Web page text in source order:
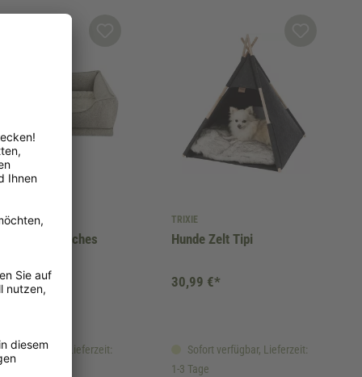
Shop GmbH
Orthopädisches
verfügbar, Lieferzeit:
€*
TRIXIE
Hunde Zelt Tipi
Sofort verfügbar, Lieferzeit:
1-3 Tage
30,99 €*